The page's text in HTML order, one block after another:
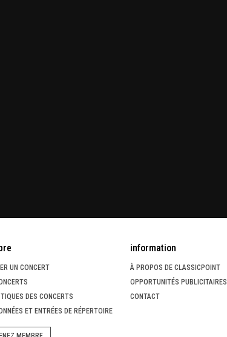
UN CONCERT
DES CONCERTS
ET ENTRÉES DE RÉPERTOIRE
information
À PROPOS DE CLASSICPOINT
OPPORTUNITÉS PUBLICITAIRES
CONTACT